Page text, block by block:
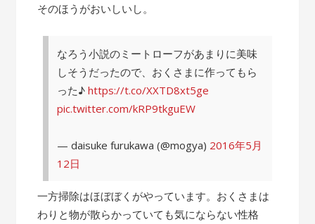
そのほうがおいしいし。
なろう小説のミートローフがあまりに美味
しそうだったので、おくさまに作ってもら
った♪https://t.co/XXTD8xt5ge
pic.twitter.com/kRP9tkguEW
— daisuke furukawa (@mogya) 2016年5月
12日
一方掃除はほぼぼくがやっています。おくさまは
わりと物が散らかっていても気にならない性格